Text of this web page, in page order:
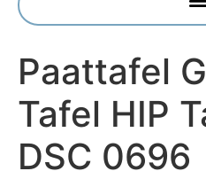
Paattafel
Tafel HIP
DSC 0696